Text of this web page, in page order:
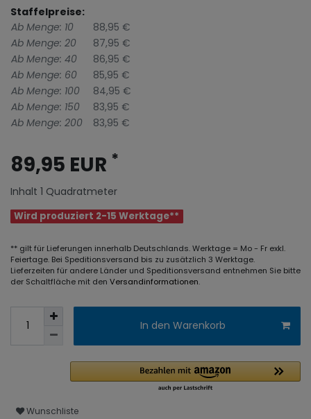
Staffelpreise:
Ab Menge: 10
88,95 €
Ab Menge: 20
87,95 €
Ab Menge: 40
86,95 €
Ab Menge: 60
85,95 €
Ab Menge: 100
84,95 €
Ab Menge: 150
83,95 €
Ab Menge: 200
83,95 €
89,95 EUR *
Inhalt 1 Quadratmeter
Wird produziert 2-15 Werktage**
** gilt für Lieferungen innerhalb Deutschlands. Werktage = Mo - Fr exkl.
Feiertage. Bei Speditionsversand bis zu zusätzlich 3 Werktage.
Lieferzeiten für andere Länder und Speditionsversand entnehmen Sie bitte
der Schaltfläche mit den Versandinformationen.
In den Warenkorb
Wunschliste